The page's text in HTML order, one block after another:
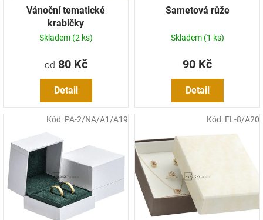
Vánoční tematické
krabičky
Skladem (2 ks)
od 80 Kč
Detail
Sametová růže
Skladem (1 ks)
90 Kč
Detail
Kód: PA-2/NA/A1/A19 Kód: FL-8/A20